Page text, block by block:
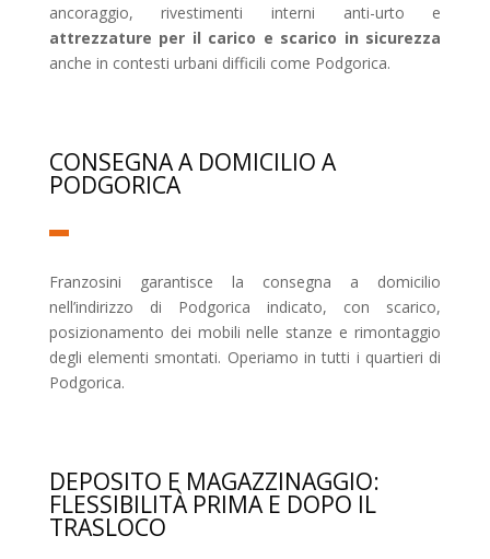
ancoraggio, rivestimenti interni anti-urto e
attrezzature per il carico e scarico in sicurezza
anche in contesti urbani difficili come Podgorica.
CONSEGNA A DOMICILIO A
PODGORICA
Franzosini garantisce la consegna a domicilio
nell’indirizzo di Podgorica indicato, con scarico,
posizionamento dei mobili nelle stanze e rimontaggio
degli elementi smontati. Operiamo in tutti i quartieri di
Podgorica.
DEPOSITO E MAGAZZINAGGIO:
FLESSIBILITÀ PRIMA E DOPO IL
TRASLOCO